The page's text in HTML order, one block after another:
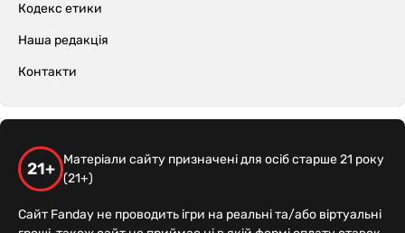
Кодекс етики
Наша редакція
Контакти
21+
Матеріали сайту призначені для осіб старше 21 року
(21+)
Сайт Fanday не проводить ігри на реальні та/або віртуальні